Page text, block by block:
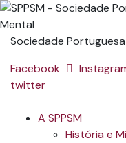
Sociedade
Facebook
twitter
A SPPSM
História e